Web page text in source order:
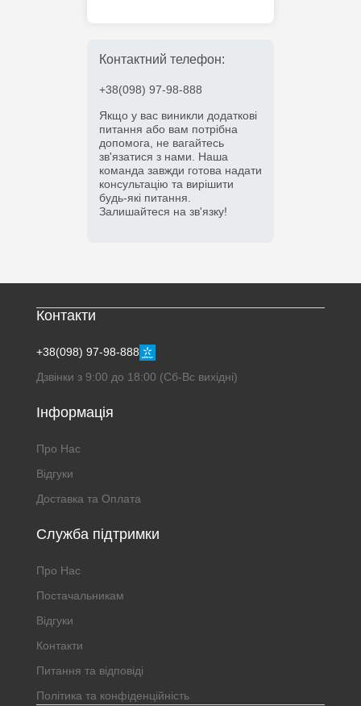
Контактний телефон:
+38(098) 97-98-888
Якщо у вас виникли додаткові
питання або вам потрібна
допомога, не вагайтесь
зв'язатися з нами. Наша
команда завжди готова надати
консультацію та вирішити
будь-які питання.
Залишайтеся на зв'язку!
Контакти
+38(098) 97-98-888
Дзвінки з 9:00 до 18:00 (Сб-Вс вихідні)
Інформація
Про Нас
Відгуки
Доставка та Оплата
Служба підтримки
Про Нас
Постачальникам
Відгуки
Контакти
Питання та відповіді
Політика та конфіденційність